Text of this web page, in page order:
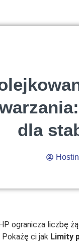
dla
ogranicza liczbę
ci jak Limity